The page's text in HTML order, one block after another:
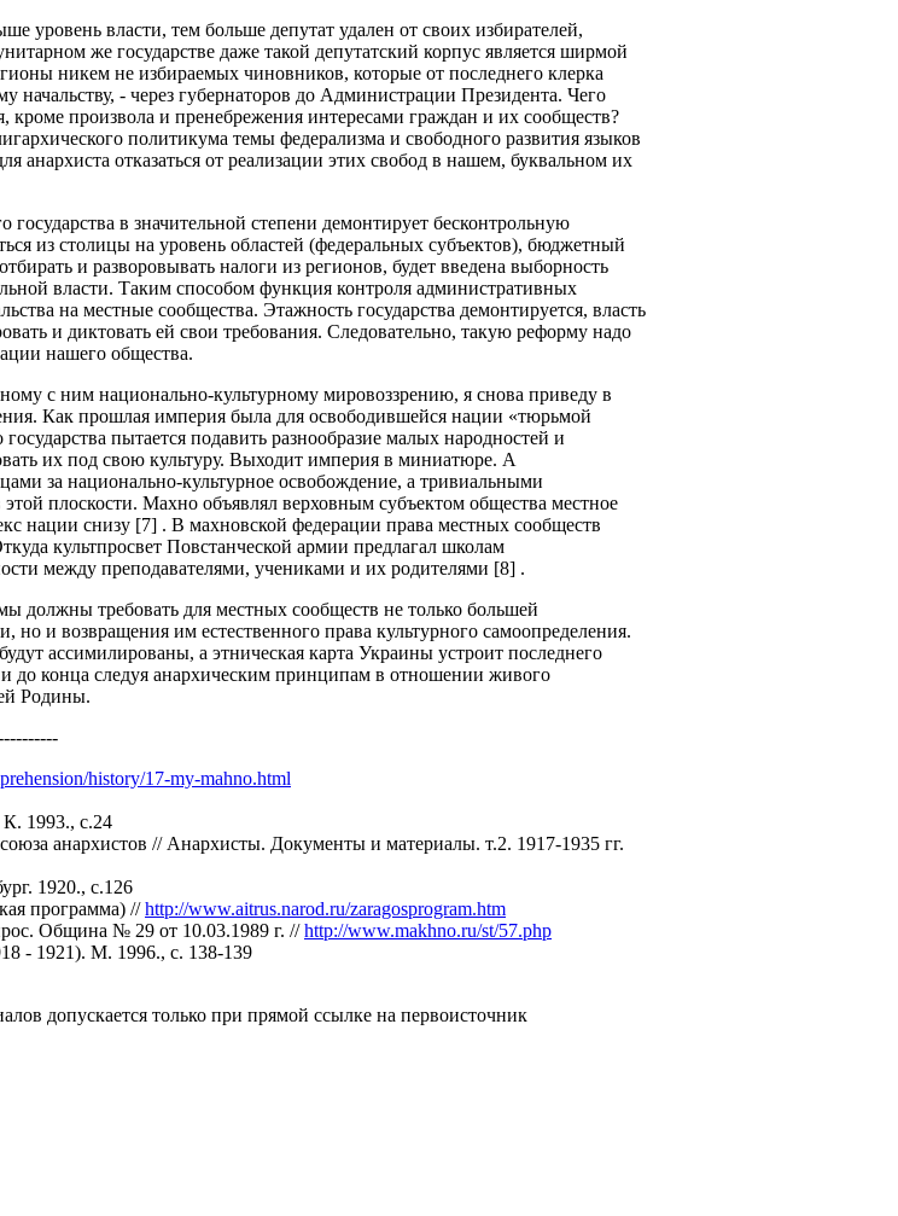
уровень власти, тем больше депутат удален от своих избирателей,
же государстве даже такой депутатский корпус является ширмой
никем не избираемых чиновников, которые от последнего клерка
- через губернаторов до Администрации Президента. Чего
кроме произвола и пренебрежения интересами граждан и их сообществ?
политикума темы федерализма и свободного развития языков
анархиста отказаться от реализации этих свобод в нашем, буквальном их
в значительной степени демонтирует бесконтрольную
из столицы на уровень областей (федеральных субъектов), бюджетный
и разворовывать налоги из регионов, будет введена выборность
власти. Таким способом функция контроля административных
на местные сообщества. Этажность государства демонтируется, власть
и диктовать ей свои требования. Следовательно, такую реформу надо
нашего общества.
с ним национально-культурному мировоззрению, я снова приведу в
Как прошлая империя была для освободившейся нации «тюрьмой
пытается подавить разнообразие малых народностей и
их под свою культуру. Выходит империя в миниатюре. А
за национально-культурное освобождение, а тривиальными
плоскости. Махно объявлял верховным субъектом общества местное
нации снизу [7] . В махновской федерации права местных сообществ
культпросвет Повстанческой армии предлагал школам
между преподавателями, учениками и их родителями [8] .
должны требовать для местных сообществ не только большей
но и возвращения им естественного права культурного самоопределения.
ассимилированы, а этническая карта Украины устроит последнего
и до конца следуя анархическим принципам в отношении живого
Родины.
history/17-my-mahno.html
1993., с.24
анархистов // Анархисты. Документы и материалы. т.2. 1917-1935 гг.
1920., с.126
программа) //http://www.aitrus.narod.ru/zaragosprogram.htm
Община № 29 от 10.03.1989 г. //http://www.makhno.ru/st/57.php
- 1921). М. 1996., с. 138-139
допускается только при прямой ссылке на первоисточник